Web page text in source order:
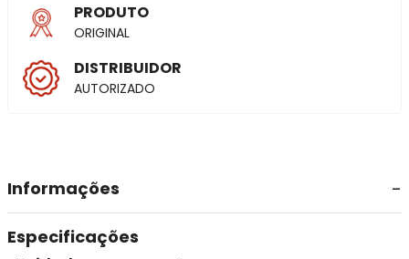
PRODUTO
ORIGINAL
DISTRIBUIDOR
AUTORIZADO
Informações
Especificações